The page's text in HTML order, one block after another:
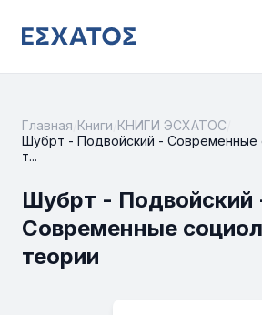
Главная Книги КНИГИ ЭСХАТОС
Шубрт - Подвойский - Современные
т...
Шубрт - Подвойский
Современные
теории